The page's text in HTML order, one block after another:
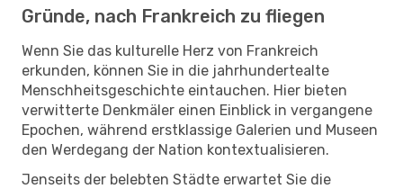
Gründe, nach Frankreich zu fliegen
Wenn Sie das kulturelle Herz von Frankreich
erkunden, können Sie in die jahrhundertealte
Menschheitsgeschichte eintauchen. Hier bieten
verwitterte Denkmäler einen Einblick in vergangene
Epochen, während erstklassige Galerien und Museen
den Werdegang der Nation kontextualisieren.
Jenseits der belebten Städte erwartet Sie die